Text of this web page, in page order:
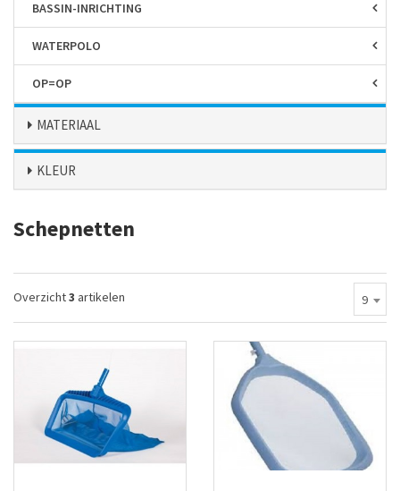
BASSIN-INRICHTING
WATERPOLO
OP=OP
MATERIAAL
KLEUR
Schepnetten
Overzicht3 artikelen 9